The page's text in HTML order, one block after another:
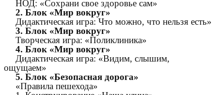
НОД: «Сохрани свое здоровье сам»
2. Блок «Мир вокруг»
Дидактическая игра: Что можно, что нельзя есть»
3. Блок «Мир вокруг»
Творческая игра: «Поликлиника»
4. Блок «Мир вокруг»
Дидактическая игра: «Видим, слышим,
ощущаем»
5. Блок «Безопасная дорога»
«Правила пешехода»